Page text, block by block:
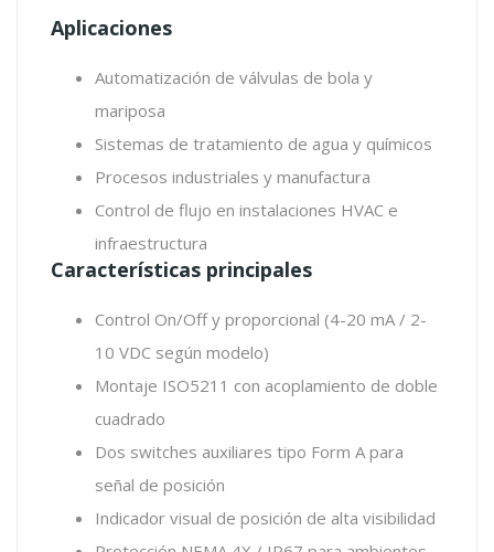
Aplicaciones
Automatización de válvulas de bola y
mariposa
Sistemas de tratamiento de agua y químicos
Procesos industriales y manufactura
Control de flujo en instalaciones HVAC e
infraestructura
Características principales
Control On/Off y proporcional (4-20 mA / 2-
10 VDC según modelo)
Montaje ISO5211 con acoplamiento de doble
cuadrado
Dos switches auxiliares tipo Form A para
señal de posición
Indicador visual de posición de alta visibilidad